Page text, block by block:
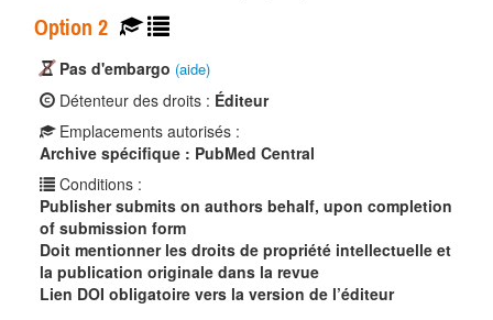
Option 2
Pas d'embargo (aide)
Détenteur des droits : Éditeur
Emplacements autorisés :
Archive spécifique : PubMed Central
Conditions :
Publisher submits on authors behalf, upon completion
of submission form
Doit mentionner les droits de propriété intellectuelle et
la publication originale dans la revue
Lien DOI obligatoire vers la version de l’éditeur